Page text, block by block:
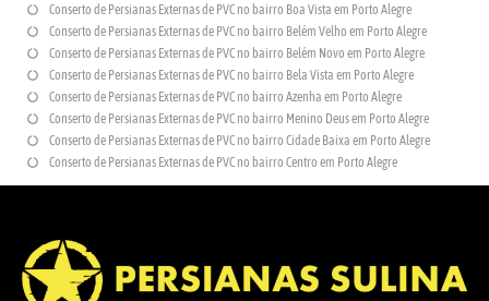
Conserto de Persianas Externas de PVC no bairro Boa Vista em Porto Alegre
Conserto de Persianas Externas de PVC no bairro Belém Velho em Porto Alegre
Conserto de Persianas Externas de PVC no bairro Belém Novo em Porto Alegre
Conserto de Persianas Externas de PVC no bairro Bela Vista em Porto Alegre
Conserto de Persianas Externas de PVC no bairro Azenha em Porto Alegre
Conserto de Persianas Externas de PVC no bairro Menino Deus em Porto Alegre
Conserto de Persianas Externas de PVC no bairro Cidade Baixa em Porto Alegre
Conserto de Persianas Externas de PVC no bairro Centro em Porto Alegre